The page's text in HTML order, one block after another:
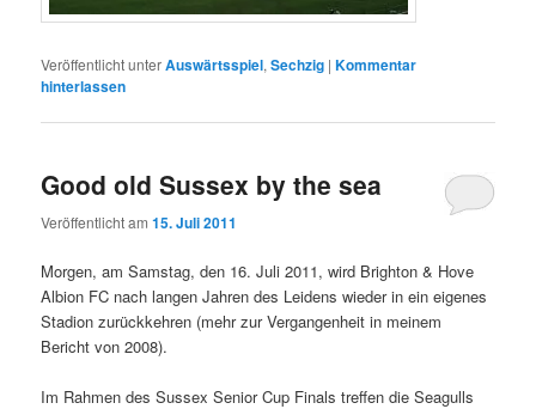
Veröffentlicht unterAuswärtsspiel,Sechzig | Kommentar
hinterlassen
Good old Sussex by the sea
Veröffentlicht am 15. Juli 2011
Morgen, am Samstag, den 16. Juli 2011, wird Brighton & Hove
Albion FC nach langen Jahren des Leidens wieder in ein eigenes
Stadion zurückkehren (mehr zur Vergangenheit in meinem
Bericht von 2008).
Im Rahmen des Sussex Senior Cup Finals treffen die Seagulls